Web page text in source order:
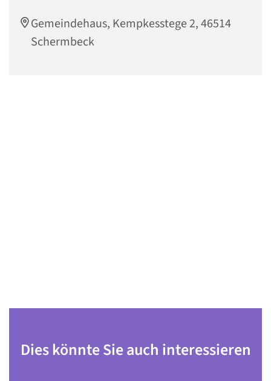
Gemeindehaus, Kempkesstege 2, 46514
Schermbeck
Dies könnte Sie auch interessieren